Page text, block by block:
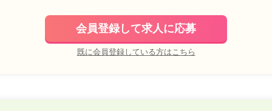
会員登録して求人に応募
既に会員登録している方はこちら